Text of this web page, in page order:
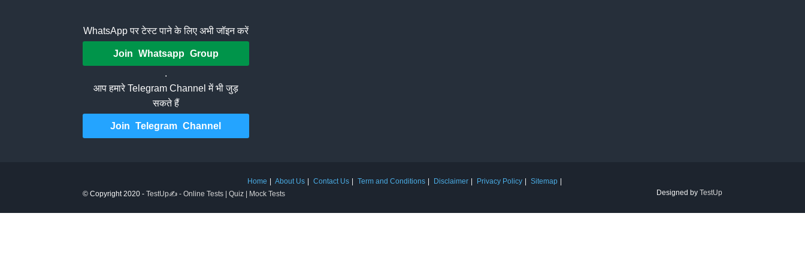
WhatsApp पर टेस्ट पाने के लिए अभी जॉइन करें
Join Whatsapp Group
.
आप हमारे Telegram Channel में भी जुड़
सकते हैं
Join Telegram Channel
Home About Us Contact Us Term and Conditions Disclaimer Privacy Policy
Sitemap
© Copyright 2020 - TestUp✍️ - Online Tests | Quiz | Mock Tests Designed by TestUp